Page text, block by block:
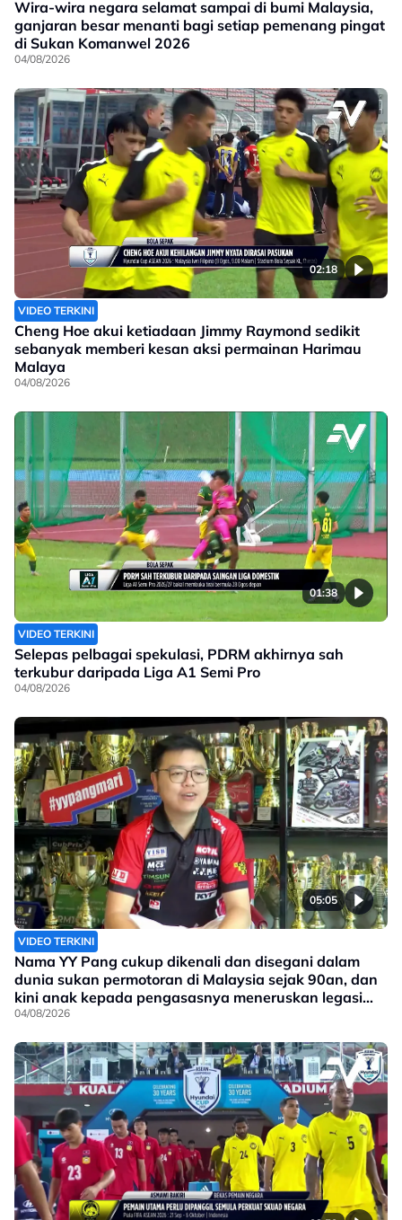
Wira-wira negara selamat sampai di bumi Malaysia,
ganjaran besar menanti bagi setiap pemenang pingat
di Sukan Komanwel 2026
04/08/2026
02:18
VIDEO TERKINI
Cheng Hoe akui ketiadaan Jimmy Raymond sedikit
sebanyak memberi kesan aksi permainan Harimau
Malaya
04/08/2026
01:38
VIDEO TERKINI
Selepas pelbagai spekulasi, PDRM akhirnya sah
terkubur daripada Liga A1 Semi Pro
04/08/2026
05:05
VIDEO TERKINI
Nama YY Pang cukup dikenali dan disegani dalam
dunia sukan permotoran di Malaysia sejak 90an, dan
kini anak kepada pengasasnya meneruskan legasi
yang telah ditinggalkan
04/08/2026